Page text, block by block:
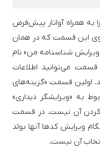
به همراه آواتار پیش‌فرض
این قسمت که در همان
شناسنامه من» نام
می‌توانید اطلاعات
اولین قسمت «گزینه‌های
به «ویرایشگر دیداری»
کردن آن نیست. در قسمت
ویرایش کدها آنها بولد
آن نیست.